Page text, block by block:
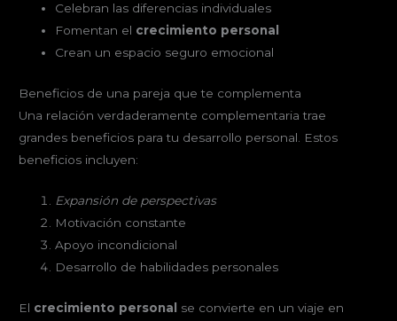
Celebran las diferencias individuales
Fomentan el crecimiento personal
Crean un espacio seguro emocional
Beneficios de una pareja que te complementa
Una relación verdaderamente complementaria trae
grandes beneficios para tu desarrollo personal. Estos
beneficios incluyen:
Expansión de perspectivas
Motivación constante
Apoyo incondicional
Desarrollo de habilidades personales
El crecimiento personal
se convierte en un viaje en